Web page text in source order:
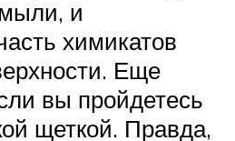
и
химикатов
Еще
вы пройдетесь
щеткой. Правда,